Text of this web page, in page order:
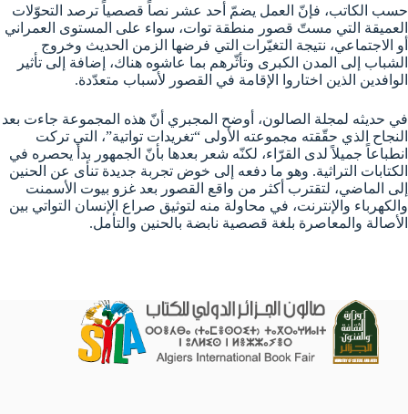
حسب الكاتب، فإنّ العمل يضمّ أحد عشر نصاً قصصياً ترصد التحوّلات
العميقة التي مستّ قصور منطقة توات، سواء على المستوى العمراني
أو الاجتماعي، نتيجة التغيّرات التي فرضها الزمن الحديث وخروج
الشباب إلى المدن الكبرى وتأثّرهم بما عاشوه هناك، إضافة إلى تأثير
الوافدين الذين اختاروا الإقامة في القصور لأسباب متعدّدة.
في حديثه لمجلة الصالون، أوضح المجبري أنّ هذه المجموعة جاءت بعد
النجاح الذي حقّقته مجموعته الأولى “تغريدات تواتية”، التي تركت
انطباعاً جميلاً لدى القرّاء، لكنّه شعر بعدها بأنّ الجمهور بدأ يحصره في
الكتابات التراثية. وهو ما دفعه إلى خوض تجربة جديدة تنأى عن الحنين
إلى الماضي، لتقترب أكثر من واقع القصور بعد غزو بيوت الأسمنت
والكهرباء والإنترنت، في محاولة منه لتوثيق صراع الإنسان التواتي بين
الأصالة والمعاصرة بلغة قصصية نابضة بالحنين والتأمل.